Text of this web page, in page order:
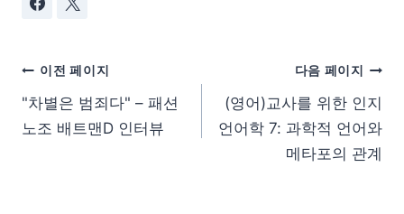
이전 페이지
"차별은 범죄다" – 패션
노조 배트맨D 인터뷰
다음 페이지
(영어)교사를 위한 인지
언어학 7: 과학적 언어와
메타포의 관계